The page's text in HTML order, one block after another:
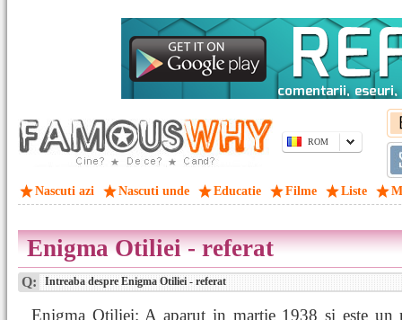
ROM
Nascuti azi Nascuti unde Educatie Filme Liste
Enigma Otiliei - referat
Q: Intreaba despre Enigma Otiliei - referat
Enigma Otiliei: A aparut in martie 1938 si este un